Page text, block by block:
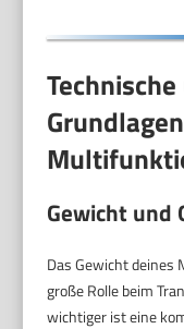
Gewicht und
Das Gewicht
große Rolle beim
wichtiger ist eine